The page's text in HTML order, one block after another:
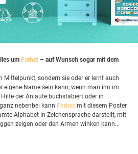
um Farhat – auf Wunsch sogar mit dem
Mittelpunkt, sondern sie oder er lernt auch
eigene Name sein kann, wenn man ihn im
der Anlaute buchstabiert oder in
nebenbei kann Farhat mit diesem Poster
Alphabet in Zeichensprache darstellt, mit
zeigen oder den Armen winken kann...